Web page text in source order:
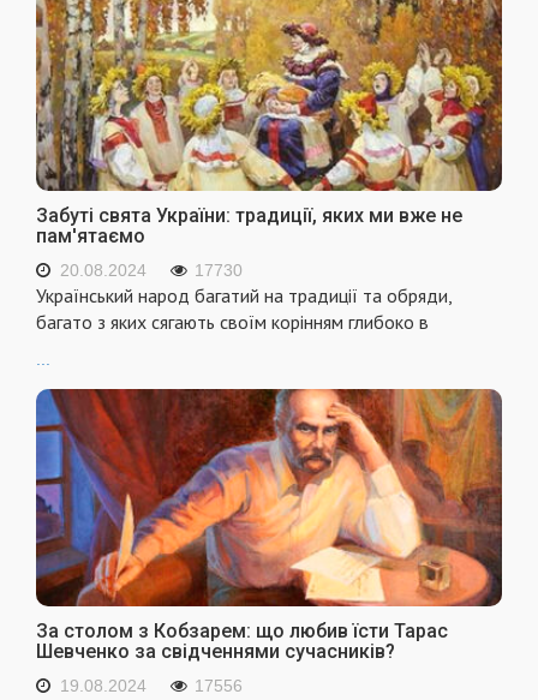
Забуті свята України: традиції, яких ми вже не
пам'ятаємо
20.08.2024 17730
Український народ багатий на традиції та обряди,
багато з яких сягають своїм корінням глибоко в
За столом з Кобзарем: що любив їсти Тарас
Шевченко за свідченнями сучасників?
19.08.2024 17556